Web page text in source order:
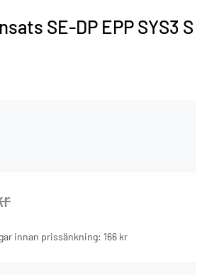
SE-DP EPP SYS3 S
innan prissänkning: 166 kr